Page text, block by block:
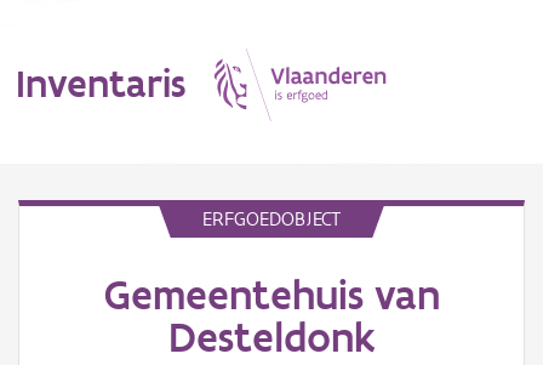
Inventaris
Erfgoedobject
ERFGOEDOBJECT
Gemeentehuis van
Desteldonk